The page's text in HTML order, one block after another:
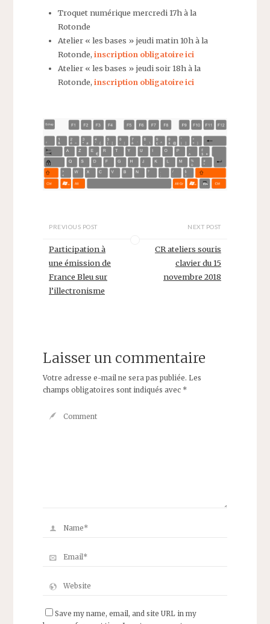
Troquet numérique mercredi 17h à la
Rotonde
Atelier « les bases » jeudi matin 10h à la
Rotonde,inscription obligatoire ici
Atelier « les bases » jeudi soir 18h à la
Rotonde,inscription obligatoire ici
PREVIOUS POST
Participation à
une émission de
France Bleu sur
l’illectronisme
NEXT POST
CR ateliers souris
clavier du 15
novembre 2018
Laisser un commentaire
Votre adresse e-mail ne sera pas publiée. Les
champs obligatoires sont indiqués avec *
Save my name, email, and site URL in my